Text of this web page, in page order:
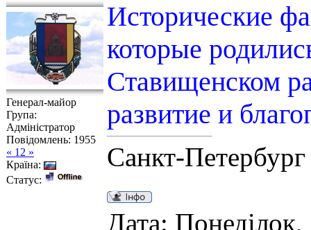
Генерал-майор
Група:
Адміністратор
Повідомлень: 1955
« 12 »
Країна:
Статус:
Исторические
которые
Ставищенском
развитие и
Санкт-Петербург
Дата: